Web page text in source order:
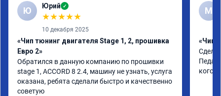
Ю Юрий ✓
★★★★★
10 декабря 2025
«Чип тюнинг двигателя Stage 1, 2, прошивка
Евро 2»
Обратился в данную компанию по прошивки
stage 1, ACCORD 8 2.4, машину не узнать, услуга
оказана, ребята сделали быстро и качественно
советую
М
«Чип
кого